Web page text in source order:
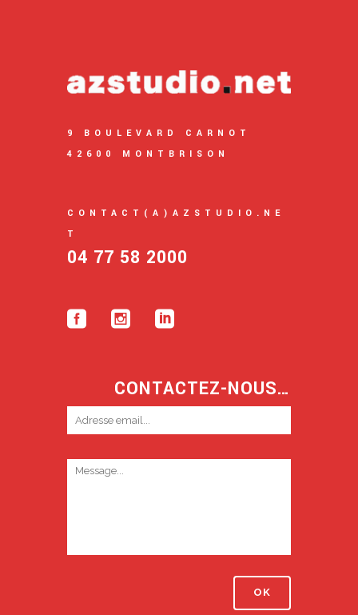
9 BOULEVARD CARNOT
42600 MONTBRISON
CONTACT(A)AZSTUDIO.NE
T
04 77 58 2000
CONTACTEZ-NOUS…